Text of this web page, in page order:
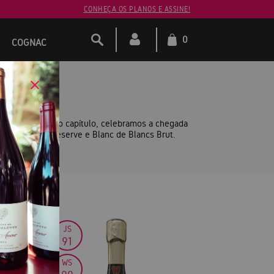
CONHEÇA OS PLANOS E ASSINE!
COGNAC 0
—
Neste novo capítulo, celebramos a chegada
Brut Réserve e Blanc de Blancs Brut.
JS
91
WS